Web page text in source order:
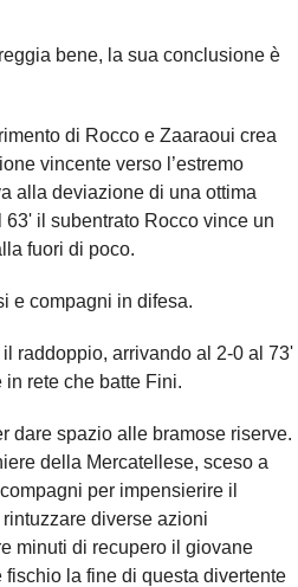
bene, la sua conclusione è
di Rocco e Zaaraoui crea
vincente verso l’estremo
alla deviazione di una ottima
il subentrato Rocco vince un
fuori di poco.
e compagni in difesa.
raddoppio, arrivando al 2-0 al 73'
rete che batte Fini.
dare spazio alle bramose riserve.
della Mercatellese, sceso a
per impensierire il
diverse azioni
minuti di recupero il giovane
la fine di questa divertente